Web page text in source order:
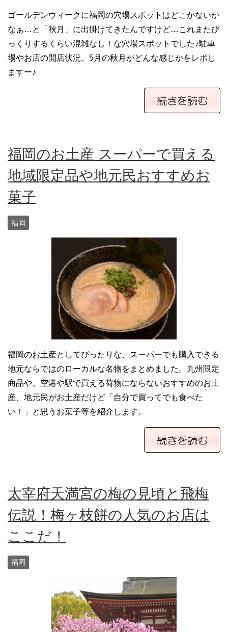
ゴールデンウィークに福岡の穴場スポットはどこかないか
なぁ…と「秋月」に出掛けてきたんですけど…これまたび
っくりするくらい混雑なし！な穴場スポットでした♪駐車
場やお店の開店状況、5月の秋月がどんな感じかをレポし
ますー♪
福岡のお土産 スーパーで買える
地域限定品や地元民おすすめお
菓子
福岡
福岡のお土産としてぴったりな、スーパーでも購入できる
地元ならではのローカルな名物をまとめました。九州限定
商品や、空港や駅で買える荷物にならないおすすめのお土
産、地元民がお土産だけど「自分で買ってでも食べた
い！」と思うお菓子等を紹介します。
太宰府天満宮の梅の見頃と飛梅
伝説！梅ヶ枝餅の人気のお店は
ここだ！
福岡